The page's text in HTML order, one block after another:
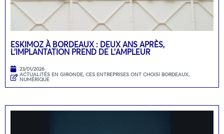
ESKIMOZ À BORDEAUX : DEUX ANS APRÈS,
L’IMPLANTATION PREND DE L’AMPLEUR
23/01/2026
ACTUALITÉS EN GIRONDE, CES ENTREPRISES ONT CHOISI BORDEAUX,
NUMÉRIQUE